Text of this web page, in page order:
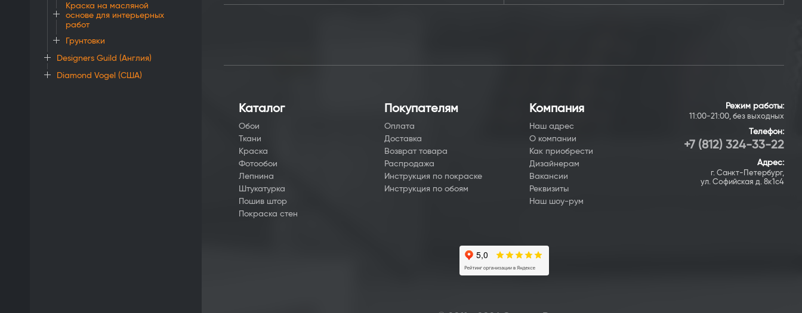
Краска на масляной
основе для интерьерных
работ
Грунтовки
Designers Guild (Англия)
Diamond Vogel (США)
Каталог
Обои
Ткани
Краска
Фотообои
Лепнина
Штукатурка
Пошив штор
Покраска стен
Покупателям
Оплата
Доставка
Возврат товара
Распродажа
Инструкция по покраске
Инструкция по обоям
Компания
Наш адрес
О компании
Как приобрести
Дизайнерам
Вакансии
Реквизиты
Наш шоу-рум
Режим работы:
11:00-21:00, без выходных
Телефон:
+7 (812) 324-33-22
Адрес:
г. Санкт-Петербург,
ул. Софийская д. 8к1с4